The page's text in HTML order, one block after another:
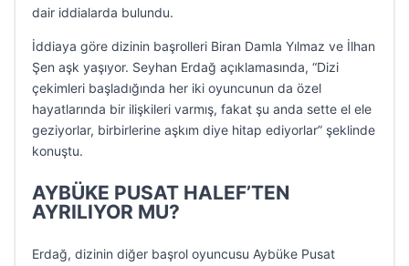
dair iddialarda bulundu.
İddiaya göre dizinin başrolleri Biran Damla Yılmaz ve İlhan
Şen aşk yaşıyor. Seyhan Erdağ açıklamasında, “Dizi
çekimleri başladığında her iki oyuncunun da özel
hayatlarında bir ilişkileri varmış, fakat şu anda sette el ele
geziyorlar, birbirlerine aşkım diye hitap ediyorlar” şeklinde
konuştu.
AYBÜKE PUSAT HALEF’TEN
AYRILIYOR MU?
Erdağ, dizinin diğer başrol oyuncusu Aybüke Pusat